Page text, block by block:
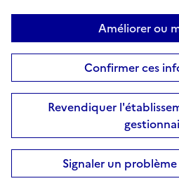
Améliorer ou
Confirmer ces
Revendiquer
Signaler un